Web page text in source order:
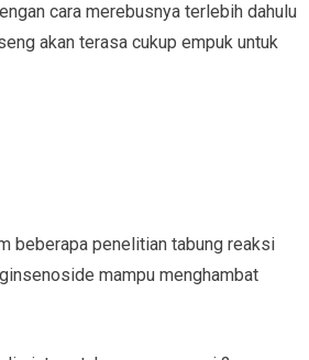
cara merebusnya terlebih dahulu
akan terasa cukup empuk untuk
beberapa penelitian tabung reaksi
mampu menghambat